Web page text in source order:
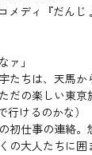
メディ『だんじ
ァ」
たちは、天馬
の楽しい東京
けるのかな）
初仕事の連絡
大人たちに囲